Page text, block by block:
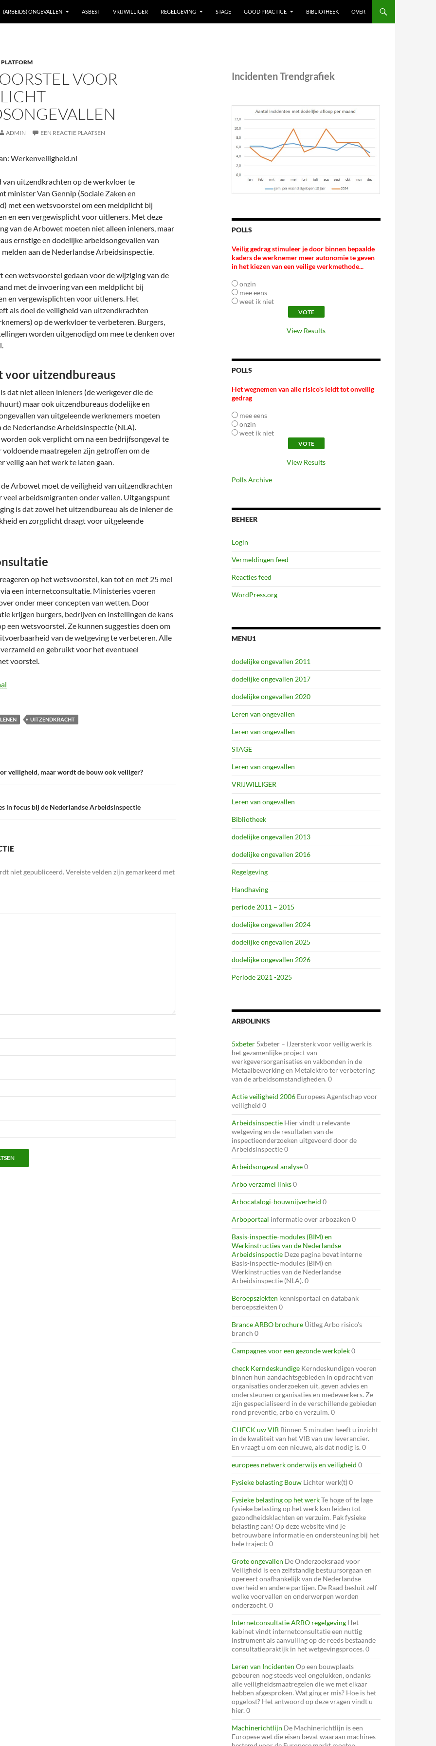
(ARBEIDS) ONGEVALLEN ASBEST VRIJWILLIGER REGELGEVING STAGE GOOD PRACTICE BIBLIOTHEEK OVER
VOOR
ADMIN EEN REACTIE PLAATSEN
Werkenveiligheid.nl
van uitzendkrachten op de werkvloer te
minister Van Gennip (Sociale Zaken en
met een wetsvoorstel om een meldplicht bij
en een vergewisplicht voor uitleners. Met deze
van de Arbowet moeten niet alleen inleners, maar
ernstige en dodelijke arbeidsongevallen van
aan de Nederlandse Arbeidsinspectie.
een wetsvoorstel gedaan voor de wijziging van de
met de invoering van een meldplicht bij
en vergewisplichten voor uitleners. Het
als doel de veiligheid van uitzendkrachten
op de werkvloer te verbeteren. Burgers,
worden uitgenodigd om mee te denken over
voor uitzendbureaus
dat niet alleen inleners (de werkgever die de
maar ook uitzendbureaus dodelijke en
van uitgeleende werknemers moeten
de Nederlandse Arbeidsinspectie (NLA).
ook verplicht om na een bedrijfsongeval te
maatregelen zijn getroffen om de
veilig aan het werk te laten gaan.
Arbowet moet de veiligheid van uitzendkrachten
veel arbeidsmigranten onder vallen. Uitgangspunt
is dat zowel het uitzendbureau als de inlener de
en zorgplicht draagt voor uitgeleende
op het wetsvoorstel, kan tot en met 25 mei
een internetconsultatie. Ministeries voeren
onder meer concepten van wetten. Door
krijgen burgers, bedrijven en instellingen de kans
een wetsvoorstel. Ze kunnen suggesties doen om
van de wetgeving te verbeteren. Alle
en gebruikt voor het eventueel
voorstel.
UITZENDKRACHT
veiligheid, maar wordt de bouw ook veiliger?
in focus bij de Nederlandse Arbeidsinspectie
niet gepubliceerd. Vereiste velden zijn gemarkeerd met
Incidenten Trendgrafiek
POLLS
Veilig gedrag stimuleer je door binnen bepaalde
kaders de werknemer meer autonomie te geven
in het kiezen van een veilige werkmethode...
onzin
mee eens
weet ik niet
View Results
POLLS
Het wegnemen van alle risico's leidt tot onveilig
gedrag
mee eens
onzin
weet ik niet
View Results
Polls Archive
BEHEER
Login
Vermeldingen feed
Reacties feed
WordPress.org
MENU1
dodelijke ongevallen 2011
dodelijke ongevallen 2017
dodelijke ongevallen 2020
Leren van ongevallen
Leren van ongevallen
STAGE
Leren van ongevallen
VRIJWILLIGER
Leren van ongevallen
Bibliotheek
dodelijke ongevallen 2013
dodelijke ongevallen 2016
Regelgeving
Handhaving
periode 2011 – 2015
dodelijke ongevallen 2024
dodelijke ongevallen 2025
dodelijke ongevallen 2026
Periode 2021 -2025
ARBOLINKS
5xbeter 5xbeter – IJzersterk voor veilig werk is
het gezamenlijke project van
werkgeversorganisaties en vakbonden in de
Metaalbewerking en Metalektro ter verbetering
van de arbeidsomstandigheden. 0
Actie veiligheid 2006 Europees Agentschap voor
veiligheid 0
Arbeidsinspectie Hier vindt u relevante
wetgeving en de resultaten van de
inspectieonderzoeken uitgevoerd door de
Arbeidsinspectie 0
Arbeidsongeval analyse0
Arbo verzamel links0
Arbocatalogi-bouwnijverheid 0
Arboportaal informatie over arbozaken 0
Basis-inspectie-modules (BIM) en
Werkinstructies van de Nederlandse
Arbeidsinspectie Deze pagina bevat interne
Basis-inspectie-modules (BIM) en
Werkinstructies van de Nederlandse
Arbeidsinspectie (NLA). 0
Beroepsziekten kennisportaal en databank
beroepsziekten 0
Brance ARBO brochure Úitleg Arbo risico’s
branch 0
Campagnes voor een gezonde werkplek0
check Kerndeskundige Kerndeskundigen voeren
binnen hun aandachtsgebieden in opdracht van
organisaties onderzoeken uit, geven advies en
ondersteunen organisaties en medewerkers. Ze
zijn gespecialiseerd in de verschillende gebieden
rond preventie, arbo en verzuim. 0
CHECK uw VIB Binnen 5 minuten heeft u inzicht
in de kwaliteit van het VIB van uw leverancier.
En vraagt u om een nieuwe, als dat nodig is. 0
europees netwerk onderwijs en veiligheid 0
Fysieke belasting Bouw Lichter werk(t) 0
Fysieke belasting op het werkTe hoge of te lage
fysieke belasting op het werk kan leiden tot
gezondheidsklachten en verzuim. Pak fysieke
belasting aan! Op deze website vind je
betrouwbare informatie en ondersteuning bij het
hele traject: 0
Grote ongevallen De Onderzoeksraad voor
Veiligheid is een zelfstandig bestuursorgaan en
opereert onafhankelijk van de Nederlandse
overheid en andere partijen. De Raad besluit zelf
welke voorvallen en onderwerpen worden
onderzocht. 0
Internetconsultatie ARBO regelgeving Het
kabinet vindt internetconsultatie een nuttig
instrument als aanvulling op de reeds bestaande
consultatiepraktijk in het wetgevingsproces. 0
Leren van Incidenten Op een bouwplaats
gebeuren nog steeds veel ongelukken, ondanks
alle veiligheidsmaatregelen die we met elkaar
hebben afgesproken. Wat ging er mis? Hoe is het
opgelost? Het antwoord op deze vragen vindt u
hier. 0
Machinerichtlijn De Machinerichtlijn is een
Europese wet die eisen bevat waaraan machines